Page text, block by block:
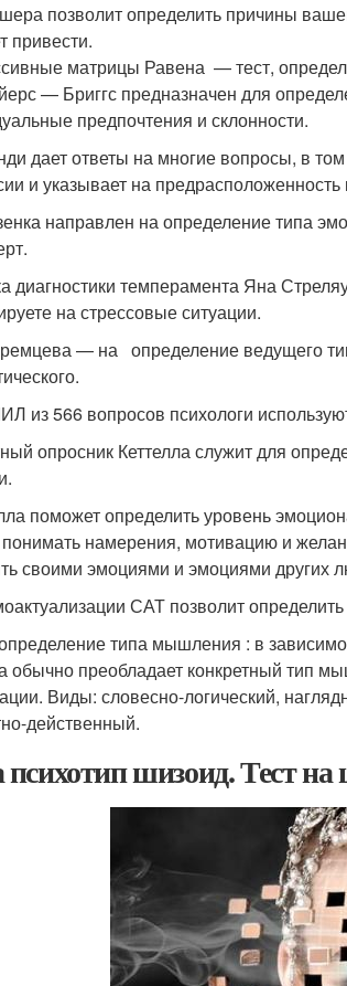
позволит определить причины
привести.
матрицы Равена — тест,
— Бриггс предназначен для
предпочтения и склонности.
дает ответы на многие вопросы, в
и указывает на
направлен на определение типа
диагностики темперамента Яна
на стрессовые ситуации.
— на определение ведущего
из 566 вопросов психологи
опросник Кеттелла служит для
поможет определить уровень
намерения, мотивацию и
своими эмоциями и эмоциями других
САТ позволит
типа мышления : в
обычно преобладает конкретный тип
Виды: словесно-логический,
действенный.
психотип шизоид. Тест